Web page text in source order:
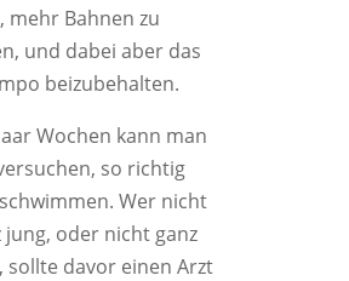
mehr Bahnen zu
und dabei aber das
beizubehalten.
Wochen kann man
so richtig
Wer nicht
jung, oder nicht ganz
sollte davor einen Arzt